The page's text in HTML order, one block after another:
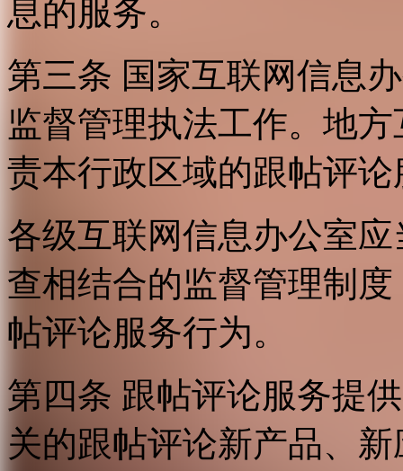
息的服务。
第三条 国家互联网信息
监督管理执法工作。地
责本行政区域的跟帖评
各级互联网信息办公室
查相结合的监督管理制
帖评论服务行为。
第四条 跟帖评论服务提
关的跟帖评论新产品、